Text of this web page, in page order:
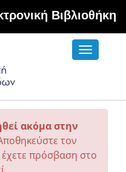
Βιβλιοθήκη
Toggle
ακόμα στην
τον
πρόσβαση στο